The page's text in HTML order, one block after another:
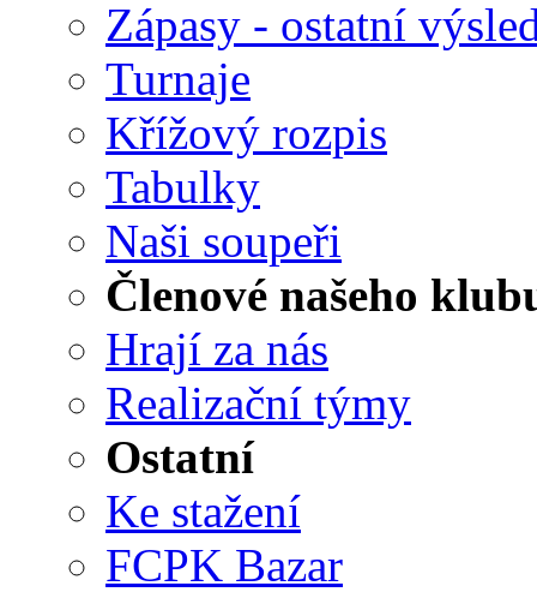
Zápasy - ostatní
Turnaje
Křížový rozpis
Tabulky
Naši soupeři
Členové našeho
Hrají za nás
Realizační týmy
Ostatní
Ke stažení
FCPK Bazar